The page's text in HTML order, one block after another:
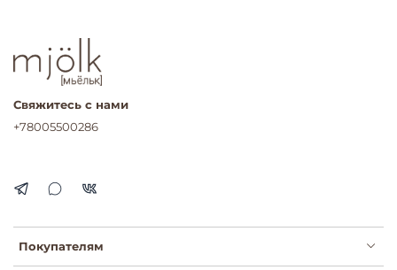
Покупателям
Свяжитесь с нами
+78005500286